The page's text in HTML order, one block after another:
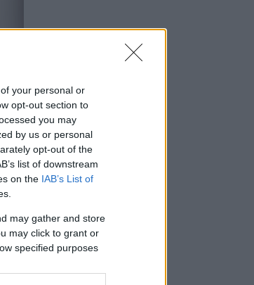
your personal or
opt-out section to
you may
by us or personal
opt-out of the
list of downstream
on the IAB’s List of
may gather and store
may click to grant or
specified purposes